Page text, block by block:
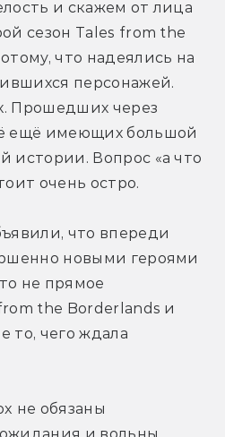
и скажем от лица
сезон Tales from the
что надеялись на
персонажей.
Прошедших через
ещё имеющих большой
истории. Вопрос «а что
очень остро.
что впереди
новыми героями
не прямое
the Borderlands и
то, чего ждала
не обязаны